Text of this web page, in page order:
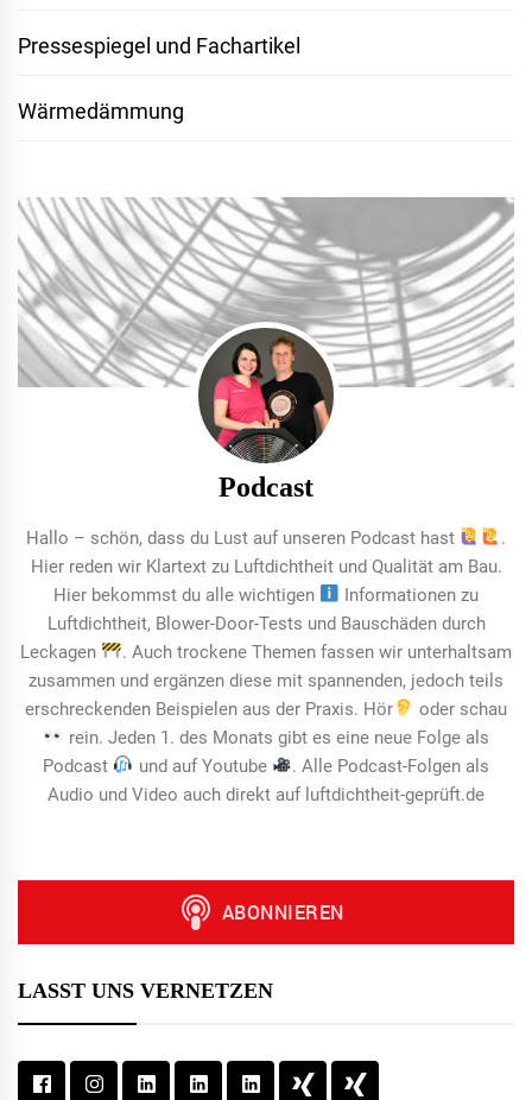
Pressespiegel und Fachartikel
Wärmedämmung
Podcast
Hallo – schön, dass du Lust auf unseren Podcast hast
.
Hier reden wir Klartext zu Luftdichtheit und Qualität am Bau.
Hier bekommst du alle wichtigen
Informationen zu
Luftdichtheit, Blower-Door-Tests und Bauschäden durch
Leckagen
. Auch trockene Themen fassen wir unterhaltsam
zusammen und ergänzen diese mit spannenden, jedoch teils
erschreckenden Beispielen aus der Praxis. Hör
oder schau
rein. Jeden 1. des Monats gibt es eine neue Folge als
Podcast
und auf Youtube
. Alle Podcast-Folgen als
Audio und Video auch direkt auf luftdichtheit-geprüft.de
LASST UNS VERNETZEN